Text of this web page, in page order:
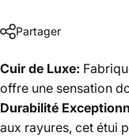
Partager
Cuir de Luxe:
offre une sensation
Durabilité
aux rayures, cet étui